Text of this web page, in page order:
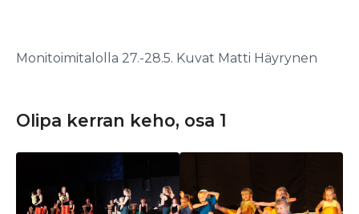
Monitoimitalolla 27.-28.5. Kuvat Matti Häyrynen
Olipa kerran keho, osa 1